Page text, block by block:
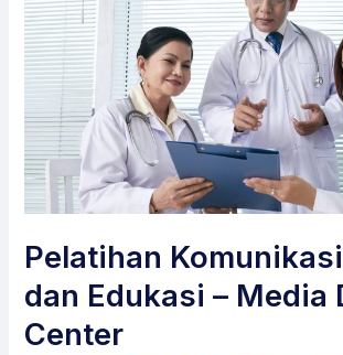
Pelatihan
dan Edukasi – Media
Center